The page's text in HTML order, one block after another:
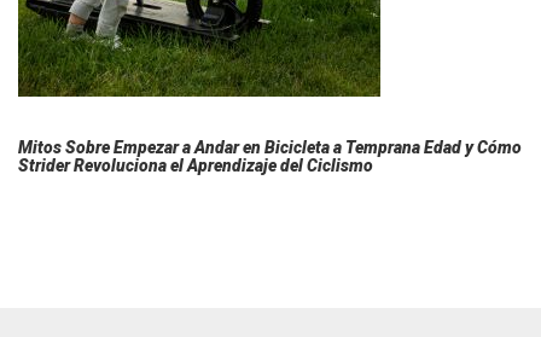
Mitos Sobre Empezar a Andar en Bicicleta a Temprana Edad y Cómo
Strider Revoluciona el Aprendizaje del Ciclismo